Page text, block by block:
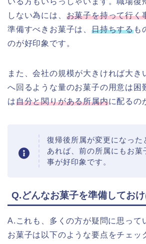
しない為には、 お菓子を持って行く
準備すべきお菓子は、 日持ちするも
のが好印象です。
また、会社の規模が大きければ大き
へ回るような量のお菓子の用意は困
は自分と関りがある所属内に配るの
復帰後所属が変更になった
あれば、前の所属にもお菓
事が好印象です。
Q.どんなお菓子を準備しておけ
A.これも、多くの方が疑問に思って
お菓子は以下のような要点をチェッ